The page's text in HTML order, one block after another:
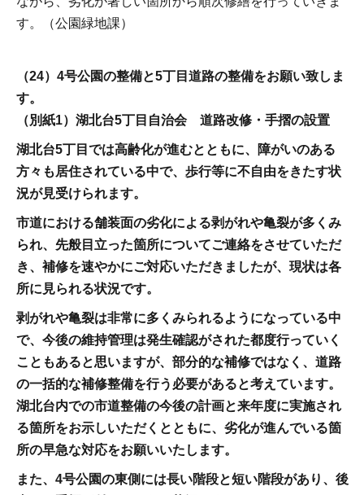
す。（公園緑地課）
（24）4号公園の整備と5丁目道路の整備をお願い致しま
す。
（別紙1）湖北台5丁目自治会 道路改修・手摺の設置
湖北台5丁目では高齢化が進むとともに、障がいのある
方々も居住されている中で、歩行等に不自由をきたす状
況が見受けられます。
市道における舗装面の劣化による剥がれや亀裂が多くみ
られ、先般目立った箇所についてご連絡をさせていただ
き、補修を速やかにご対応いただきましたが、現状は各
所に見られる状況です。
剥がれや亀裂は非常に多くみられるようになっている中
で、今後の維持管理は発生確認がされた都度行っていく
こともあると思いますが、部分的な補修ではなく、道路
の一括的な補修整備を行う必要があると考えています。
湖北台内での市道整備の今後の計画と来年度に実施され
る箇所をお示しいただくとともに、劣化が進んでいる箇
所の早急な対応をお願いいたします。
また、4号公園の東側には長い階段と短い階段があり、後